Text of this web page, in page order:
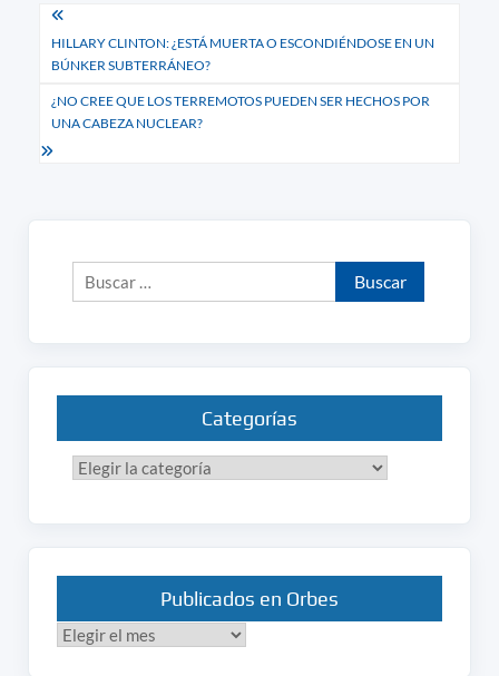
Navegación
de
entradas
HILLARY CLINTON: ¿ESTÁ MUERTA O ESCONDIÉNDOSE EN UN
BÚNKER SUBTERRÁNEO?
¿NO CREE QUE LOS TERREMOTOS PUEDEN SER HECHOS POR
UNA CABEZA NUCLEAR?
Buscar:
Categorías
Categorías
Publicados en Orbes
Publicados